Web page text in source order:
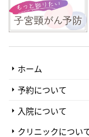
ホーム
予約について
入院について
クリニックについ